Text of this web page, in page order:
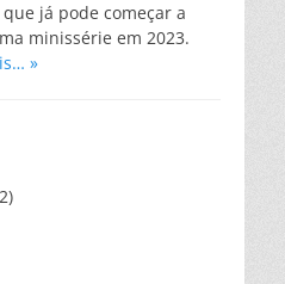
já pode começar a
minissérie em 2023.
»